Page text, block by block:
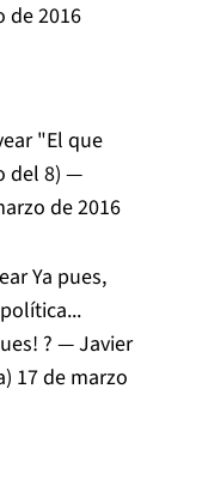
de 2016
"El que
del 8) —
de 2016
Ya pues,
? — Javier
17 de marzo